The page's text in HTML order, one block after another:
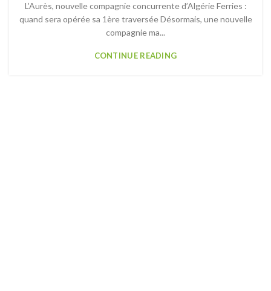
L’Aurès, nouvelle compagnie concurrente d’Algérie Ferries :
quand sera opérée sa 1ère traversée Désormais, une nouvelle
compagnie ma...
CONTINUE READING